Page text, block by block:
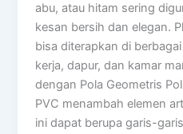
abu, atau hitam sering
kesan bersih dan elegan.
bisa diterapkan di
kerja, dapur, dan kamar
dengan Pola Geometris
PVC menambah elemen
ini dapat berupa garis-